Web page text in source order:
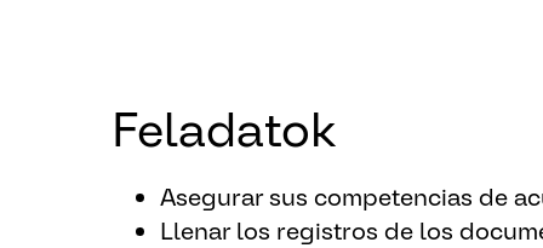
Feladatok
Asegurar sus competencias de
Llenar los registros de los